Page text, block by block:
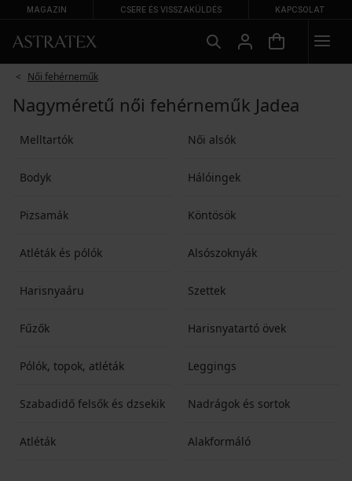
MAGAZIN CSERE ÉS VISSZAKÜLDÉS KAPCSOLAT
Női fehérneműk
Nagyméretű női fehérneműk Jadea
Melltartók Női alsók
Bodyk Hálóingek
Pizsamák Köntösök
Atléták és pólók Alsószoknyák
Harisnyaáru Szettek
Fűzők Harisnyatartó övek
Pólók, topok, atléták Leggings
Szabadidő felsők és dzsekik Nadrágok és sortok
Atléták Alakformáló